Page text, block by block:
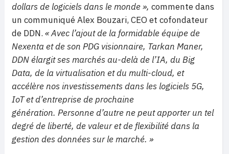
dollars de logiciels dans le monde », commente dans
un communiqué Alex Bouzari, CEO et cofondateur
de DDN. « Avec l’ajout de la formidable équipe de
Nexenta et de son PDG visionnaire, Tarkan Maner,
DDN élargit ses marchés au-delà de l’IA, du Big
Data, de la virtualisation et du multi-cloud, et
accélère nos investissements dans les logiciels 5G,
IoT et d’entreprise de prochaine
génération. Personne d’autre ne peut apporter un tel
degré de liberté, de valeur et de flexibilité dans la
gestion des données sur le marché. »